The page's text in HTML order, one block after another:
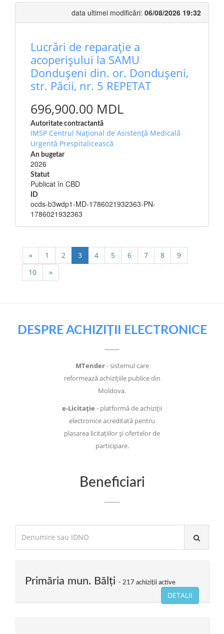
data ultimei modificări: 06/08/2026 19:32
Lucrări de reparație a
acoperișului la SAMU
Dondușeni din. or. Dondușeni,
str. Păcii, nr. 5 REPETAT
696,900.00 MDL
Autoritate contractantă
IMSP Centrul Național de Asistență Medicală
Urgentă Prespitalicească
An bugetar
2026
Statut
Publicat în CBD
ID
ocds-b3wdp1-MD-1786021932363-PN-
1786021932363
« 1 2 3 4 5 6 7 8
9
10
»
DESPRE ACHIZIȚII ELECTRONICE
MTender- sistemul care
reformează achizițiile publice din
Moldova.
e-Licitație - platformă de achiziții
electronice acreditată pentru
plasarea licitațiilor și ofertelor de
participare.
Beneficiari
Primăria mun. Bălți 217 achiziții active
DETALII